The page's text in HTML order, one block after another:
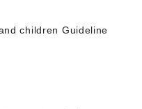
children Guideline